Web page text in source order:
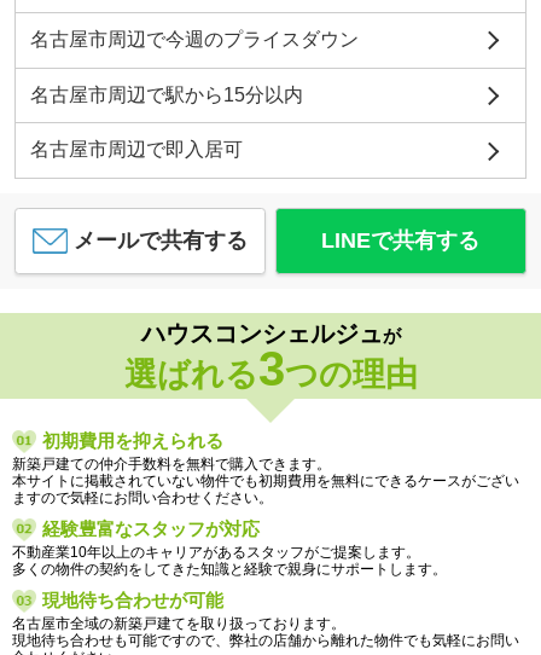
名古屋市周辺で今週のプライスダウン
名古屋市周辺で駅から15分以内
名古屋市周辺で即入居可
メールで共有する LINEで共有する
ハウスコンシェルジュが
選ばれる3つの理由
初期費用を抑えられる
新築戸建ての仲介手数料を無料で購入できます。
本サイトに掲載されていない物件でも初期費用を無料にできるケースがござい
ますので気軽にお問い合わせください。
経験豊富なスタッフが対応
不動産業10年以上のキャリアがあるスタッフがご提案します。
多くの物件の契約をしてきた知識と経験で親身にサポートします。
現地待ち合わせが可能
名古屋市全域の新築戸建てを取り扱っております。
現地待ち合わせも可能ですので、弊社の店舗から離れた物件でも気軽にお問い